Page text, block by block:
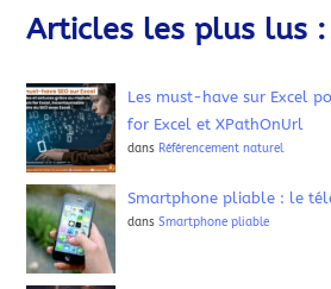
Articles les plus lus :
Les must-have sur Excel
for Excel et XPathOnUrl
dans Référencement naturel
Smartphone pliable : le
dansSmartphone pliable